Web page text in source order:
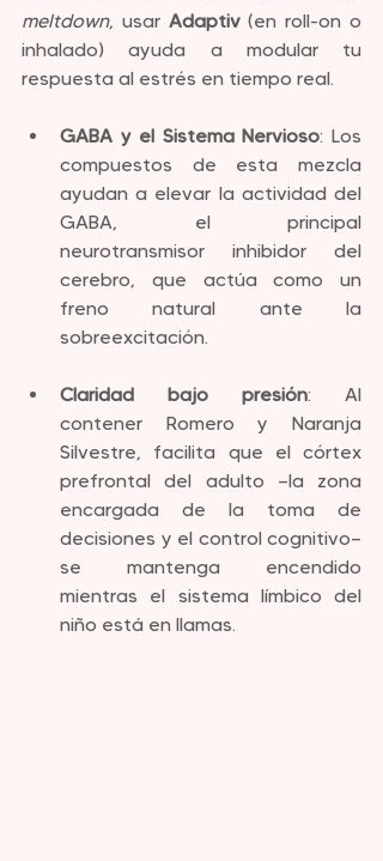
meltdown, usar Adaptiv (en roll-on o
inhalado) ayuda a modular tu
respuesta al estrés en tiempo real.
GABA y el Sistema Nervioso: Los
compuestos de esta mezcla
ayudan a elevar la actividad del
GABA, el principal
neurotransmisor inhibidor del
cerebro, que actúa como un
freno natural ante la
sobreexcitación.
Claridad bajo presión: Al
contener Romero y Naranja
Silvestre, facilita que el córtex
prefrontal del adulto —la zona
encargada de la toma de
decisiones y el control cognitivo—
se mantenga encendido
mientras el sistema límbico del
niño está en llamas.